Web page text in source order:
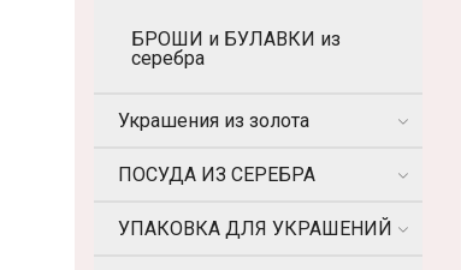
БРОШИ и БУЛАВКИ из
серебра
Украшения из золота
ПОСУДА ИЗ СЕРЕБРА
УПАКОВКА ДЛЯ УКРАШЕНИЙ